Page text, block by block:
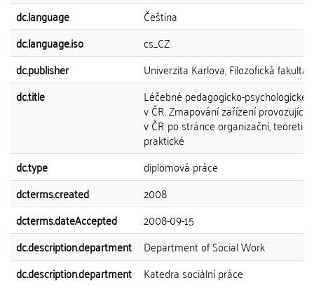
dc.language
Čeština
dc.language.iso
cs_CZ
dc.publisher
Univerzita Karlova, Filozofická fakulta
dc.title
Léčebné pedagogicko-psychologické
v ČR. Zmapování zařízení
v ČR po stránce organizační,
praktické
dc.type
diplomová práce
dcterms.created
2008
dcterms.dateAccepted
2008-09-15
dc.description.department
Department of Social Work
dc.description.department
Katedra sociální práce